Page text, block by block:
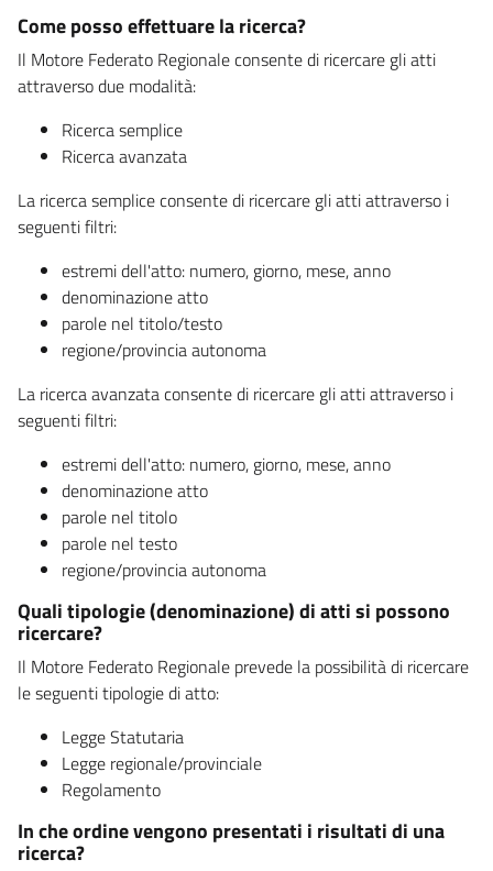
Come posso effettuare la ricerca?
Il Motore Federato Regionale consente di ricercare gli atti
attraverso due modalità:
Ricerca semplice
Ricerca avanzata
La ricerca semplice consente di ricercare gli atti attraverso i
seguenti filtri:
estremi dell'atto: numero, giorno, mese, anno
denominazione atto
parole nel titolo/testo
regione/provincia autonoma
La ricerca avanzata consente di ricercare gli atti attraverso i
seguenti filtri:
estremi dell'atto: numero, giorno, mese, anno
denominazione atto
parole nel titolo
parole nel testo
regione/provincia autonoma
Quali tipologie (denominazione) di atti si possono
ricercare?
Il Motore Federato Regionale prevede la possibilità di ricercare
le seguenti tipologie di atto:
Legge Statutaria
Legge regionale/provinciale
Regolamento
In che ordine vengono presentati i risultati di una
ricerca?